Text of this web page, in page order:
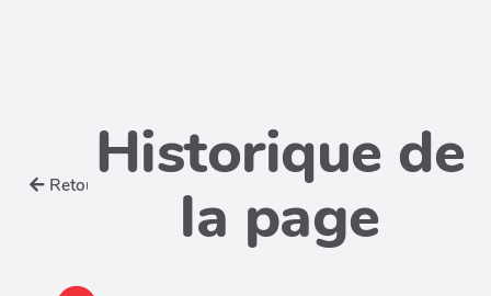
Retour Historique de
la page